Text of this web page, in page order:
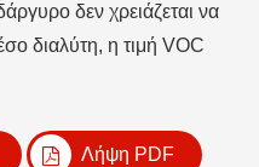
δεν χρειάζεται να
διαλύτη, η τιμή VOC
Λήψη PDF